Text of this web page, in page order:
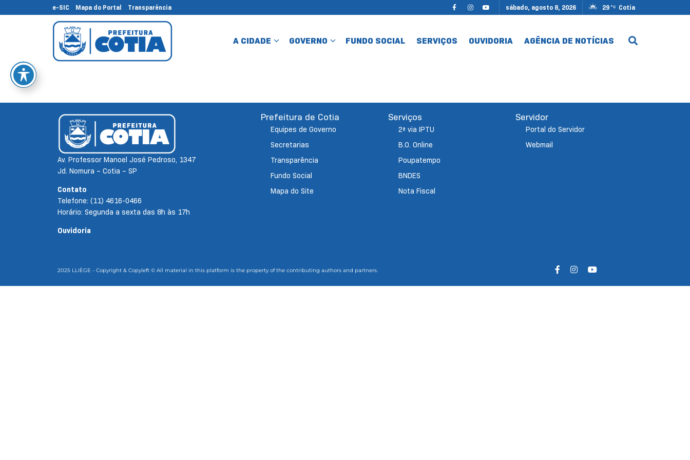
e-SIC Mapa do Portal Transparência sábado, agosto 8, 2026 29 °C Cotia
A CIDADE GOVERNO FUNDO SOCIAL SERVIÇOS OUVIDORIA AGÊNCIA DE NOTÍCIAS
Av. Professor Manoel José Pedroso, 1347
Jd. Nomura – Cotia – SP
Contato
Telefone: (11) 4616-0466
Horário: Segunda a sexta das 8h às 17h
Ouvidoria
Prefeitura de Cotia
Equipes de Governo
Secretarias
Transparência
Fundo Social
Mapa do Site
Serviços
2ª via IPTU
B.O. Online
Poupatempo
BNDES
Nota Fiscal
Servidor
Portal do Servidor
Webmail
2025 LLIÈGE - Copyright & Copyleft © All material in this platform is the property of the contributing authors and partners.